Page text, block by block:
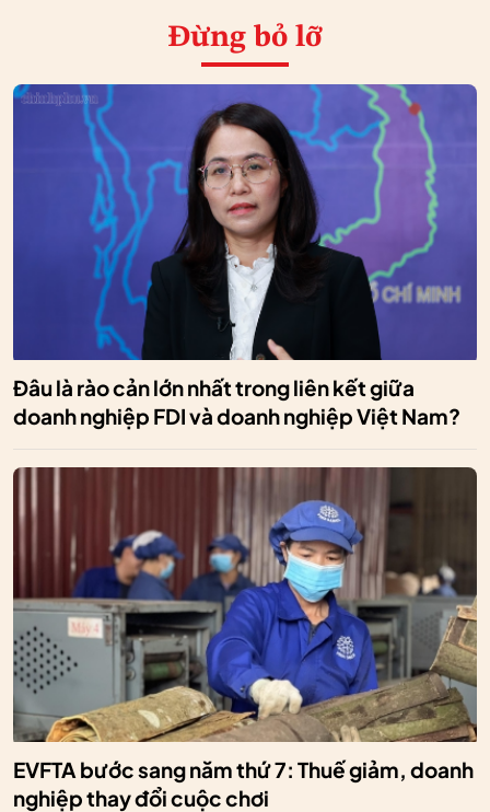
Đừng bỏ lỡ
Đâu là rào cản lớn nhất trong liên kết giữa
doanh nghiệp FDI và doanh nghiệp Việt Nam?
EVFTA bước sang năm thứ 7: Thuế giảm, doanh
nghiệp thay đổi cuộc chơi